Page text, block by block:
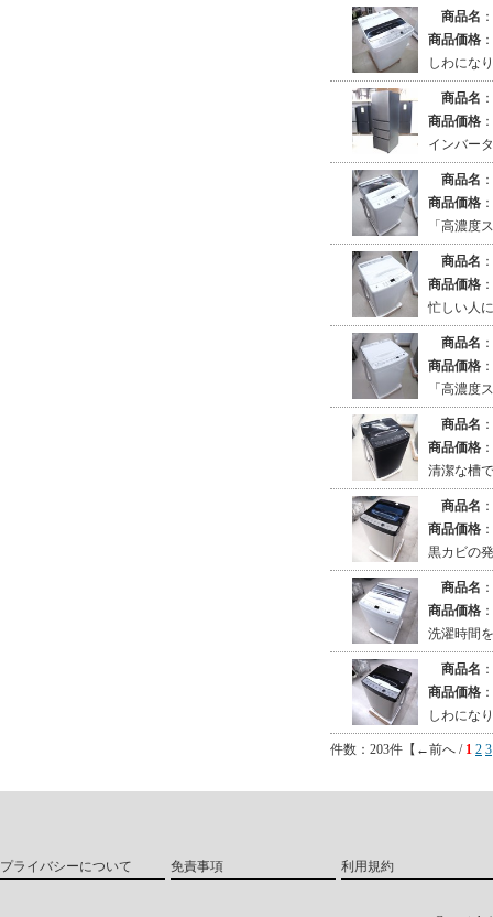
商品名 ：
商品価格 ：
しわにな
商品名 ：
商品価格 ：
インバー
商品名 ：
商品価格 ：
「高濃度
商品名 ：
商品価格 ：
忙しい人
商品名 ：
商品価格 ：
「高濃度
商品名 ：
商品価格 ：
清潔な槽
商品名 ：
商品価格 ：
黒カビの
商品名 ：
商品価格 ：
洗濯時間
商品名 ：
商品価格 ：
しわにな
件数：203件【←前へ / 1 2 3
プライバシーについて 免責事項 利用規約